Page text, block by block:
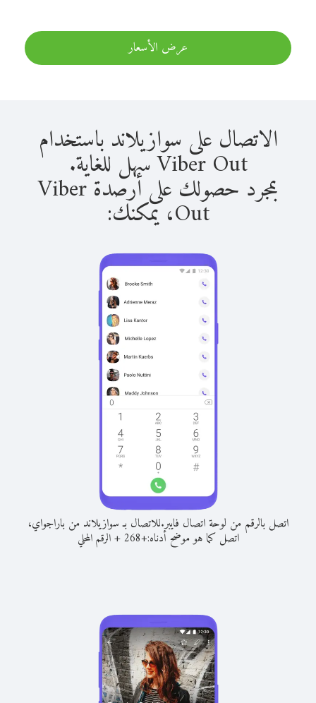
عرض الأسعار
الاتصال على سوازيلاند باستخدام
Viber Out سهل للغاية.
بمجرد حصولك على أرصدة Viber
Out، يمكنك:
اتصل بالرقم من لوحة اتصال فايبر.للاتصال بـ سوازيلاند من باراجواي،
اتصل كما هو موضح أدناه:+
268
+الرقم المحلي